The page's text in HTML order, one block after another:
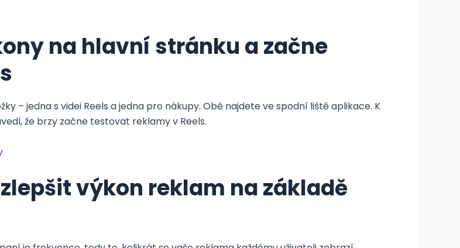
na hlavní stránku a začne
– jedna s videi Reels a jedna pro nákupy. Obě najdete ve spodní liště aplikace. K
že brzy začne testovat reklamy v Reels.
výkon reklam na základě